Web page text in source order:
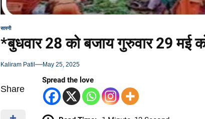
सारनी
*बुधवार 28 को बजाय गुरुवार 29 मई
Kaliram Patil May 25, 2025
Share
Spread the love